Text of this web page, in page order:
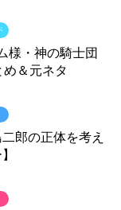
様・神の騎士団
め＆元ネタ
郎の正体を考え